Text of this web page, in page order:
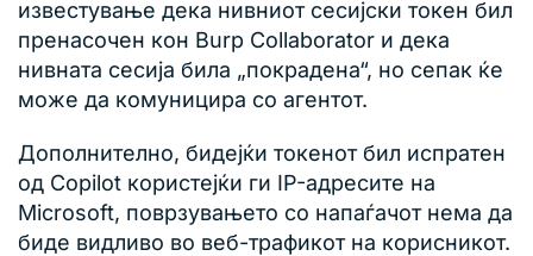
известување дека нивниот сесијски токен бил
пренасочен кон Burp Collaborator и дека
нивната сесија била „покрадена“, но сепак ќе
може да комуницира со агентот.
Дополнително, бидејќи токенот бил испратен
од Copilot користејќи ги IP-адресите на
Microsoft, поврзувањето со напаѓачот нема да
биде видливо во веб-трафикот на корисникот.